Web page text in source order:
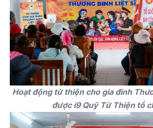
Hoạt động từ thiện cho gia đình
được i9 Quỹ Từ Thiện tổ